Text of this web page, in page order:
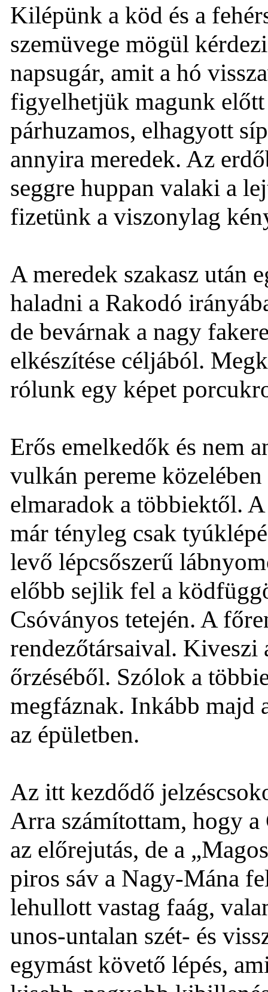
Kilépünk a köd és a
szemüvege mögül
napsugár, amit a hó
figyelhetjük magunk
párhuzamos, elhagyott
annyira meredek. Az
seggre huppan valaki a
fizetünk a viszonylag
A meredek szakasz után
haladni a Rakodó
de bevárnak a nagy
elkészítése céljából.
rólunk egy képet
Erős emelkedők és nem
vulkán pereme
elmaradok a többiektől.
már tényleg csak
levő lépcsőszerű
előbb sejlik fel a
Csóványos tetején. A
rendezőtársaival. Kiveszi
őrzéséből. Szólok a
megfáznak. Inkább majd
az épületben.
Az itt kezdődő
Arra számítottam, hogy
az előrejutás, de a
piros sáv a Nagy-Mána
lehullott vastag faág,
unos-untalan szét- és
egymást követő lépés,